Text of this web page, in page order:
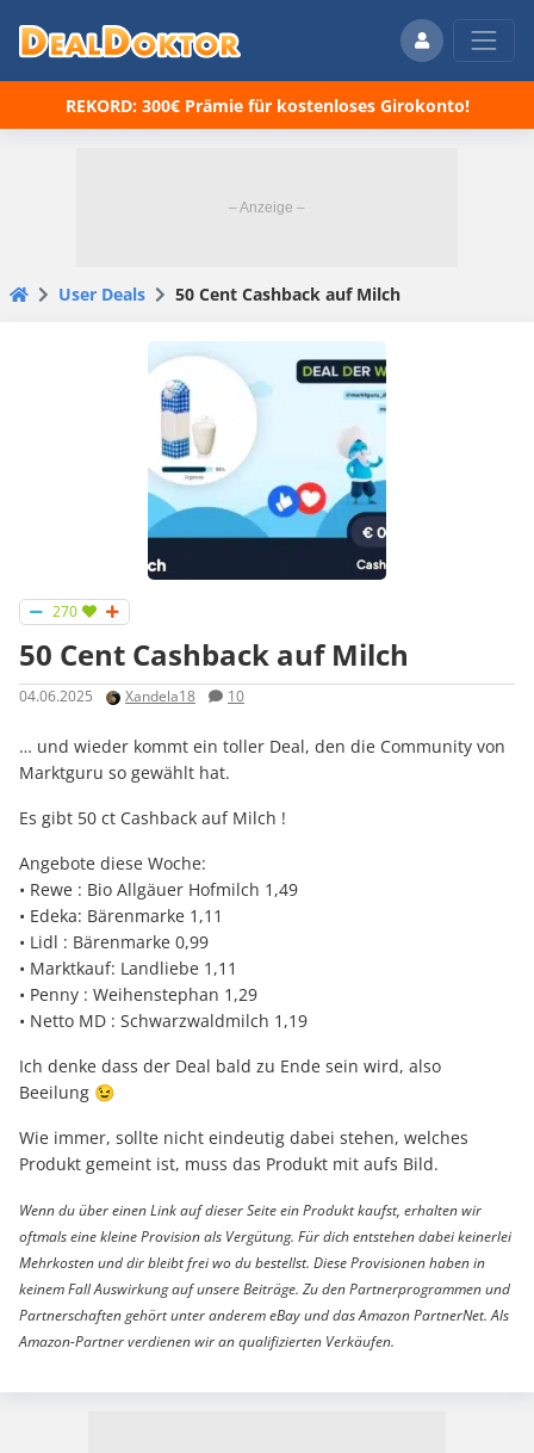
REKORD: 300€ Prämie für kostenloses Girokonto!
User Deals 50 Cent Cashback auf Milch
270
50 Cent Cashback auf Milch
04.06.2025 Xandela18 10
… und wieder kommt ein toller Deal, den die Community von
Marktguru so gewählt hat.
Es gibt 50 ct Cashback auf Milch !
Angebote diese Woche:
• Rewe : Bio Allgäuer Hofmilch 1,49
• Edeka: Bärenmarke 1,11
• Lidl : Bärenmarke 0,99
• Marktkauf: Landliebe 1,11
• Penny : Weihenstephan 1,29
• Netto MD : Schwarzwaldmilch 1,19
Ich denke dass der Deal bald zu Ende sein wird, also
Beeilung 😉
Wie immer, sollte nicht eindeutig dabei stehen, welches
Produkt gemeint ist, muss das Produkt mit aufs Bild.
Wenn du über einen Link auf dieser Seite ein Produkt kaufst, erhalten wir
oftmals eine kleine Provision als Vergütung. Für dich entstehen dabei keinerlei
Mehrkosten und dir bleibt frei wo du bestellst. Diese Provisionen haben in
keinem Fall Auswirkung auf unsere Beiträge. Zu den Partnerprogrammen und
Partnerschaften gehört unter anderem eBay und das Amazon PartnerNet. Als
Amazon-Partner verdienen wir an qualifizierten Verkäufen.